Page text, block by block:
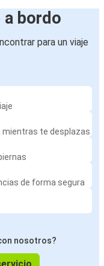
a bordo
para un viaje
te desplazas
de forma segura
nosotros?